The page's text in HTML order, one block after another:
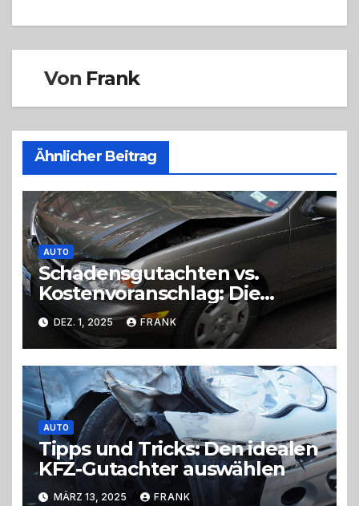
Von Frank
Ähnlicher Beitrag
AUTO
Schadensgutachten vs.
Kostenvoranschlag: Die
wichtigsten Unterschiede
DEZ. 1, 2025 FRANK
AUTO
Tipps und Tricks: Den idealen
KFZ-Gutachter auswählen
MÄRZ 13, 2025 FRANK